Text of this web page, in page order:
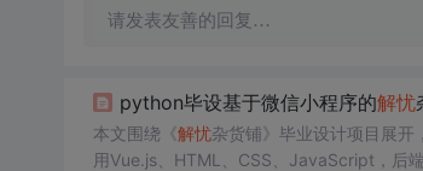
请发表友善的回复…
python毕设基于微信小程序的解忧
本文围绕《解忧杂货铺》毕业设计项目展开
用Vue.js、HTML、CSS、JavaScript，后